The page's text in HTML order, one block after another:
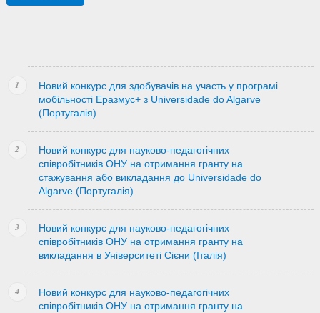
Новий конкурс для здобувачів на участь у програмі
мобільності Еразмус+ з Universidade do Algarve
(Португалія)
Новий конкурс для науково-педагогічних
співробітників ОНУ на отримання гранту на
стажування або викладання до Universidade do
Algarve (Португалія)
Новий конкурс для науково-педагогічних
співробітників ОНУ на отримання гранту на
викладання в Університеті Сієни (Італія)
Новий конкурс для науково-педагогічних
співробітників ОНУ на отримання гранту на